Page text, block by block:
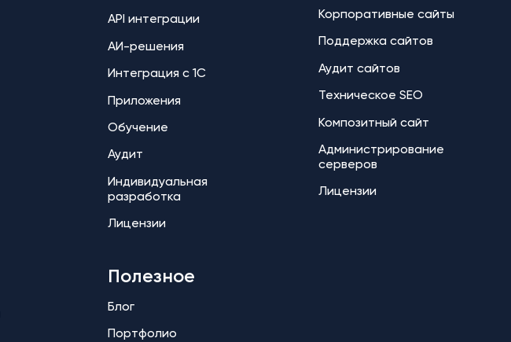
API интеграции
АИ-решения
Интеграция с 1С
Приложения
Обучение
Аудит
Индивидуальная
разработка
Лицензии
Полезное
Блог
Портфолио
Корпоративные сайты
Поддержка сайтов
Аудит сайтов
Техническое SEO
Композитный сайт
Администрирование
серверов
Лицензии